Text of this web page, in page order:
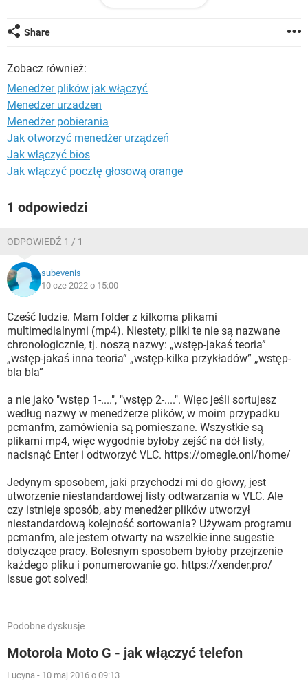
utworzenie niestandardowej listy odtwarzania w VLC. Ale
czy istnieje sposób, aby menedżer plików utworzył
pcmanfm, ale jestem otwarty na wszelkie inne sugestie
dotyczące pracy. Bolesnym sposobem byłoby przejrzenie
każdego pliku i ponumerowanie go.
Share
Zobacz również:
Menedżer plików jak włączyć
Menedzer urzadzen
Menedżer pobierania
Jak otworzyć menedżer urządzeń
Jak włączyć bios
Jak włączyć pocztę głosową orange
1 odpowiedzi
ODPOWIEDŹ 1 / 1
subevenis
10 cze 2022 o 15:00
Cześć ludzie. Mam folder z kilkoma plikami
multimedialnymi (mp4). Niestety, pliki te nie są nazwane
chronologicznie, tj. noszą nazwy: „wstęp-jakaś teoria”
„wstęp-jakaś inna teoria” „wstęp-kilka przykładów” „wstęp-
bla bla”
a nie jako "wstęp 1-....", "wstęp 2-....". Więc jeśli sortujesz
według nazwy w menedżerze plików, w moim przypadku
pcmanfm, zamówienia są pomieszane. Wszystkie są
plikami mp4, więc wygodnie byłoby zejść na dół listy,
nacisnąć Enter i odtworzyć VLC. https://omegle.onl/home/
Jedynym sposobem, jaki przychodzi mi do głowy, jest
utworzenie niestandardowej listy odtwarzania w VLC. Ale
czy istnieje sposób, aby menedżer plików utworzył
niestandardową kolejność sortowania? Używam programu
pcmanfm, ale jestem otwarty na wszelkie inne sugestie
dotyczące pracy. Bolesnym sposobem byłoby przejrzenie
każdego pliku i ponumerowanie go. https://xender.pro/
issue got solved!
Podobne dyskusje
Motorola Moto G - jak włączyć telefon
Lucyna - 10 maj 2016 o 09:13